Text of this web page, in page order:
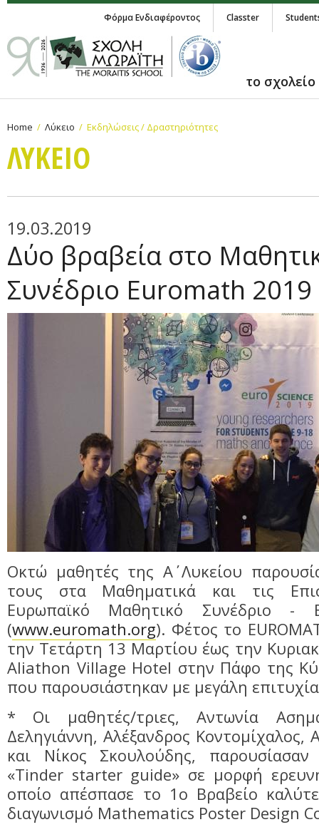
Φόρμα Ενδιαφέροντος Classter
το σχολείο
Home Λύκειο Εκδηλώσεις / Δραστηριότητες
ΛΥΚΕΙΟ
19.03.2019
Δύο βραβεία στο
Συνέδριο Euromath 2019
Οκτώ μαθητές της Α΄ Λυκείου
τους στα Μαθηματικά και τις
Ευρωπαϊκό Μαθητικό Συνέδριο -
(www.euromath.org). Φέτος το
την Τετάρτη 13 Μαρτίου έως την
Aliathon Village Hotel στην Πάφο της
που παρουσιάστηκαν με μεγάλη
* Οι μαθητές/τριες, Αντωνία
Δεληγιάννη, Αλέξανδρος Κοντομίχαλος,
και Νίκος Σκουλούδης,
«Tinder starter guide» σε μορφή
οποίο απέσπασε το 1ο Βραβείο
διαγωνισμό Mathematics Poster Design